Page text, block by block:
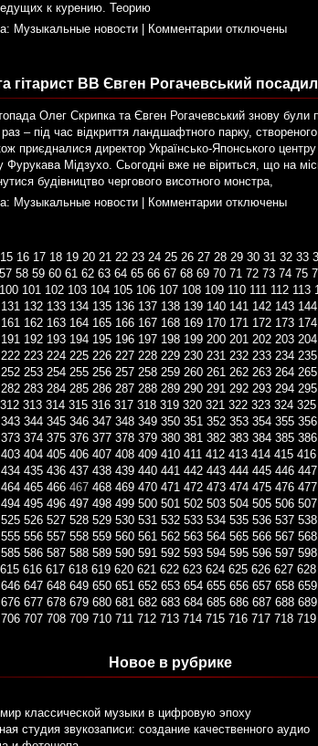
к курению. Теорию
Музыкальные новости Комментарии отключены
гiтарист ВВ Євген Рогачевський
Олег Скрипка та Євген Рогачевський знову були
– під час відкриття ландшафтного парку,
приєдналися директор Українсько-Японського
Фурукава Мідзухо. Сьогодні вже не віриться, що на
будівництво чергового висотного монстра,
Музыкальные новости Комментарии отключены
15 16 17 18 19 20 21 22 23 24 25 26 27 28 29 30 31 32 33
57 58 59 60 61 62 63 64 65 66 67 68 69 70 71 72 73 74 75
100 101 102 103 104 105 106 107 108 109 110 111 112 113
131 132 133 134 135 136 137 138 139 140 141 142 143 144
161 162 163 164 165 166 167 168 169 170 171 172 173 174
191 192 193 194 195 196 197 198 199 200 201 202 203 204
222 223 224 225 226 227 228 229 230 231 232 233 234 235
252 253 254 255 256 257 258 259 260 261 262 263 264 265
282 283 284 285 286 287 288 289 290 291 292 293 294 295
312 313 314 315 316 317 318 319 320 321 322 323 324 325
343 344 345 346 347 348 349 350 351 352 353 354 355 356
373 374 375 376 377 378 379 380 381 382 383 384 385 386
403 404 405 406 407 408 409 410 411 412 413 414 415 416
434 435 436 437 438 439 440 441 442 443 444 445 446 447
464 465 466 467 468 469 470 471 472 473 474 475 476 477
494 495 496 497 498 499 500 501 502 503 504 505 506 507
525 526 527 528 529 530 531 532 533 534 535 536 537 538
555 556 557 558 559 560 561 562 563 564 565 566 567 568
585 586 587 588 589 590 591 592 593 594 595 596 597 598
615 616 617 618 619 620 621 622 623 624 625 626 627 628
646 647 648 649 650 651 652 653 654 655 656 657 658 659
676 677 678 679 680 681 682 683 684 685 686 687 688 689
706 707 708 709 710 711 712 713 714 715 716 717 718 719
Новое в рубрике
классической музыки в цифровую эпоху
студия звукозаписи: создание качественного аудио